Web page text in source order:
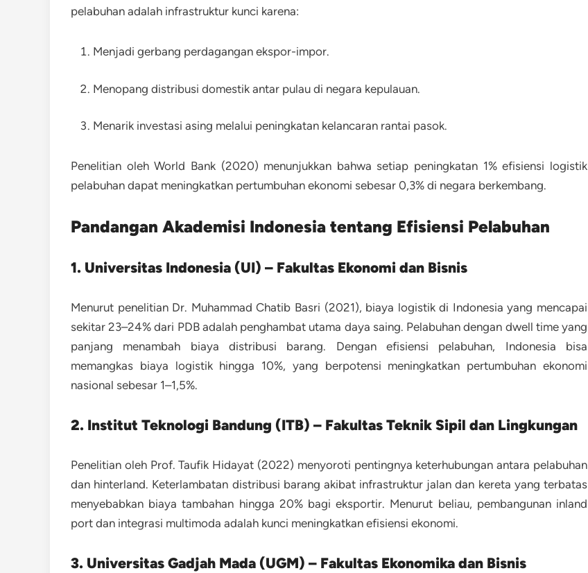
pelabuhan adalah infrastruktur kunci karena:
Menjadi gerbang perdagangan ekspor-impor.
Menopang distribusi domestik antar pulau di negara kepulauan.
Menarik investasi asing melalui peningkatan kelancaran rantai pasok.
Penelitian olehWorld Bank (2020) menunjukkan bahwa setiap peningkatan 1% efisiensi logistik
pelabuhan dapat meningkatkan pertumbuhan ekonomi sebesar 0,3% di negara berkembang.
Pandangan Akademisi Indonesia tentang Efisiensi Pelabuhan
1. Universitas Indonesia (UI) – Fakultas Ekonomi dan Bisnis
Menurut penelitian Dr. Muhammad Chatib Basri (2021), biaya logistik di Indonesia yang mencapai
sekitar23–24% dari PDBadalah penghambat utama daya saing. Pelabuhan dengan dwell time yang
panjang menambah biaya distribusi barang. Dengan efisiensi pelabuhan, Indonesia bisa
memangkas biaya logistik hingga 10%, yang berpotensi meningkatkan pertumbuhan ekonomi
nasional sebesar 1–1,5%.
2. Institut Teknologi Bandung (ITB) – Fakultas Teknik Sipil dan Lingkungan
Penelitian oleh Prof. Taufik Hidayat (2022) menyoroti pentingnya keterhubungan antara pelabuhan
dan hinterland. Keterlambatan distribusi barang akibat infrastruktur jalan dan kereta yang terbatas
menyebabkan biaya tambahan hingga 20% bagi eksportir. Menurut beliau, pembangunan inland
port dan integrasi multimoda adalah kunci meningkatkan efisiensi ekonomi.
3. Universitas Gadjah Mada (UGM) – Fakultas Ekonomika dan Bisnis